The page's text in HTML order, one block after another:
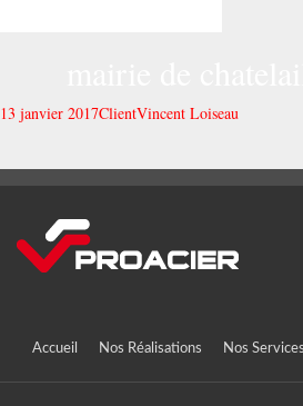
13 janvier 2017ClientVincent Loiseau
Accueil Nos Réalisations Nos Services